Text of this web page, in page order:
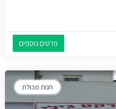
פרטים נוספים
חנות מכולת